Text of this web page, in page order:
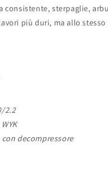
consistente, sterpaglie,
più duri, ma allo
2.2
decompressore